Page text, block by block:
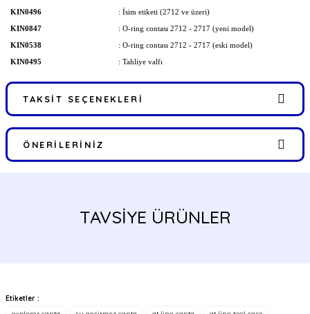
KIN0496
: İsim etiketi (2712 ve üzeri)
KIN0847
: O-ring contası 2712 - 2717 (yeni model)
KIN0538
: O-ring contası 2712 - 2717 (eski model)
KIN0495
: Tahliye valfı
TAKSIT SEÇENEKLERI
ÖNERILERINIZ
tarafımıza iletebilirsiniz.
Görüş ve önerileriniz için teşekkür ederiz.
Ürün bilgilerinde hatalar bulunuyor.
TAVSİYE ÜRÜNLER
Etiketler :